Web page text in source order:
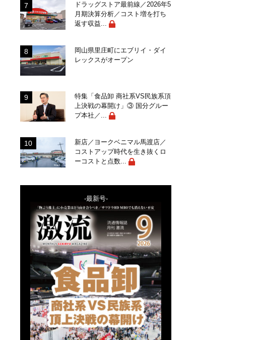
ドラッグストア最前線／2026年5
月期決算分析／コスト増を打ち
返す収益...
岡山県里庄町にエブリイ・ダイ
レックスがオープン
特集「食品卸 商社系VS民族系頂
上決戦の幕開け」③ 国分グルー
プ本社／...
新店／ヨークベニマル馬渡店／
コストアップ時代を生き抜くロ
ーコストと点数...
-最新号-